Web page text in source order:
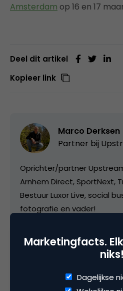
Amsterdam op 16 en 17
Deel dit artikel
Kopieer link
Marco Derksen
Partner bij
Oprichter/partner
Arnhem Direct, SportNext,
Bestuur Luxor Live, social
fotografie en vader!
Marketingfacts.
niks!
Dagelijkse